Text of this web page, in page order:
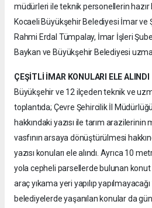
müdürleri ile teknik personellerin hazır
Kocaeli Büyükşehir Belediyesi İmar ve
Rahmi Erdal Tümpalay, İmar İşleri
Baykan ve Büyükşehir Belediyesi
ÇEŞİTLİ İMAR KONULARI ELE ALINDI
Büyükşehir ve 12 ilçeden teknik ve
toplantıda; Çevre Şehircilik İl
hakkındaki yazısı ile tarım arazilerinin
vasfının arsaya dönüştürülmesi
yazısı konuları ele alındı. Ayrıca 10
yola cepheli parsellerde bulunan konut
araç yıkama yeri yapılıp
belediyelerde yaşanılan konular da